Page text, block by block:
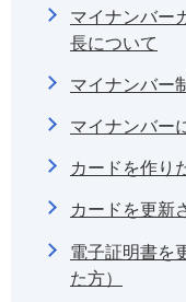
マイナンバー
長について
マイナンバー
マイナンバー
カードを作り
カードを更新
電子証明書を
た方）